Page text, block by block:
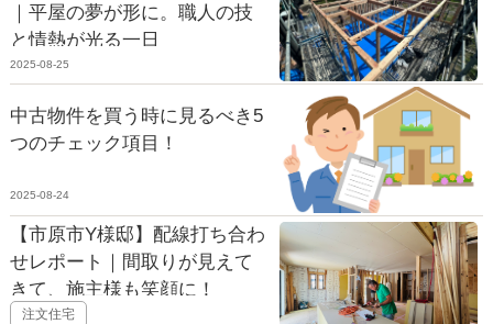
｜平屋の夢が形に。職人の技
と情熱が光る一日
2025-08-25
中古物件を買う時に見るべき5
つのチェック項目！
2025-08-24
【市原市Y様邸】配線打ち合わ
せレポート｜間取りが見えて
きて、施主様も笑顔に！
注文住宅